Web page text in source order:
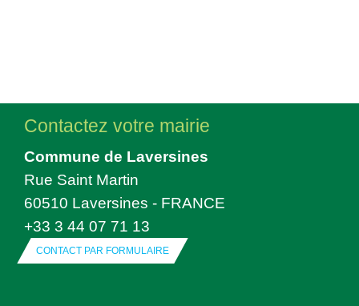
Contactez votre mairie
Commune de Laversines
Rue Saint Martin
60510 Laversines - FRANCE
+33 3 44 07 71 13
CONTACT PAR FORMULAIRE